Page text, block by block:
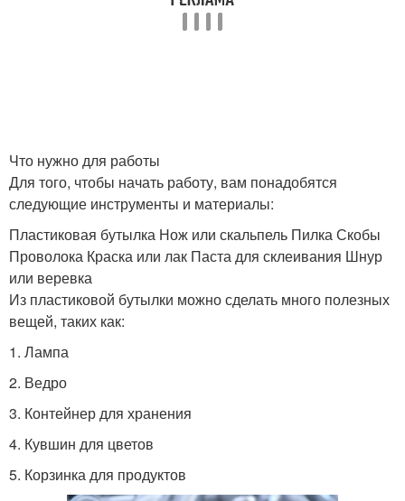
Что нужно для работы
Для того, чтобы начать работу, вам понадобятся
следующие инструменты и материалы:
Пластиковая бутылка Нож или скальпель Пилка Скобы
Проволока Краска или лак Паста для склеивания Шнур
или веревка
Из пластиковой бутылки можно сделать много полезных
вещей, таких как:
1. Лампа
2. Ведро
3. Контейнер для хранения
4. Кувшин для цветов
5. Корзинка для продуктов